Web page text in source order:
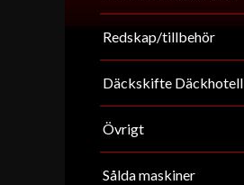
Redskap/tillbehör
Däckskifte Däckhotell
Övrigt
Sålda maskiner